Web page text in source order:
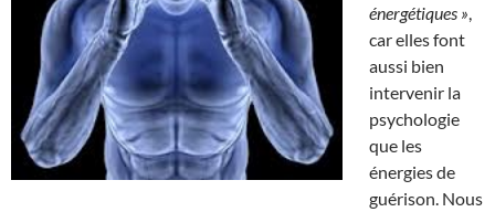
énergétiques »
car elles font
aussi bien
intervenir la
psychologie
que les
énergies de
guérison. Nous